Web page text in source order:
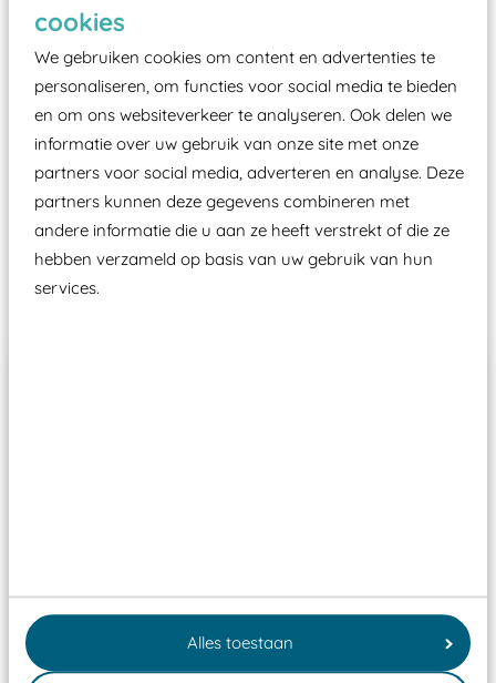
cookies
We gebruiken cookies om content en advertenties te
personaliseren, om functies voor social media te bieden
en om ons websiteverkeer te analyseren. Ook delen we
informatie over uw gebruik van onze site met onze
partners voor social media, adverteren en analyse. Deze
partners kunnen deze gegevens combineren met
andere informatie die u aan ze heeft verstrekt of die ze
hebben verzameld op basis van uw gebruik van hun
services.
Alles toestaan
moet zijn van een typekeuring, -plaatje en
certificering, uitgegeven door een Nederlands
aangewezen keuringsinstantie?
Wij ook speeltoestellen kunnen laten keuren zodat
ze toch binnen het Warenwetbesluit Attractie- en
Speeltoestellen vallen?
Past er goed bij